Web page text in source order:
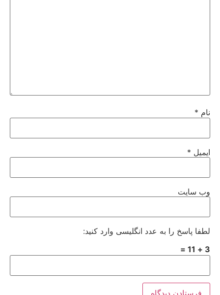
نام *
ایمیل *
وب‌ سایت
لطفا پاسخ را به عدد انگلیسی وارد کنید:
3 + 11 =